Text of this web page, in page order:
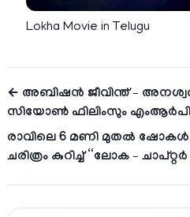
Lokha Movie in Telugu
← അബിഷൻ ജീവിന്ത് –
സിയോൺ ഫിലിംസും
രാവിലെ 6 മണി മുതൽ ഷോകൾ,
ചരിത്രം കുറിച്ച് “ലോക –